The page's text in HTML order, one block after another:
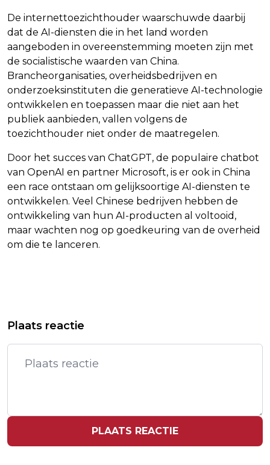
De internettoezichthouder waarschuwde daarbij
dat de AI-diensten die in het land worden
aangeboden in overeenstemming moeten zijn met
de socialistische waarden van China.
Brancheorganisaties, overheidsbedrijven en
onderzoeksinstituten die generatieve AI-technologie
ontwikkelen en toepassen maar die niet aan het
publiek aanbieden, vallen volgens de
toezichthouder niet onder de maatregelen.
Door het succes van ChatGPT, de populaire chatbot
van OpenAI en partner Microsoft, is er ook in China
een race ontstaan om gelijksoortige AI-diensten te
ontwikkelen. Veel Chinese bedrijven hebben de
ontwikkeling van hun AI-producten al voltooid,
maar wachten nog op goedkeuring van de overheid
om die te lanceren.
LANDBOUWGEDEPUTEERDE
WASHINGTON POST:
TOEZICHTHOUDER START ONDERZOEK
NAAR MAKER CHATGPT
Plaats reactie
PLAATS REACTIE